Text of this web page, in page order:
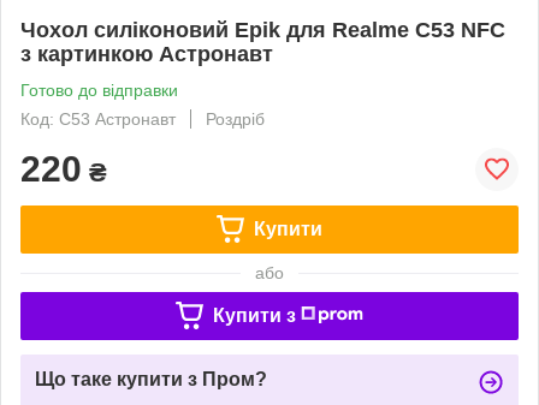
Чохол силіконовий Epik для Realme C53 NFC
з картинкою Астронавт
Готово до відправки
Код: C53 Астронавт
Роздріб
220 ₴
Купити
або
Купити з
Що таке купити з Пром?